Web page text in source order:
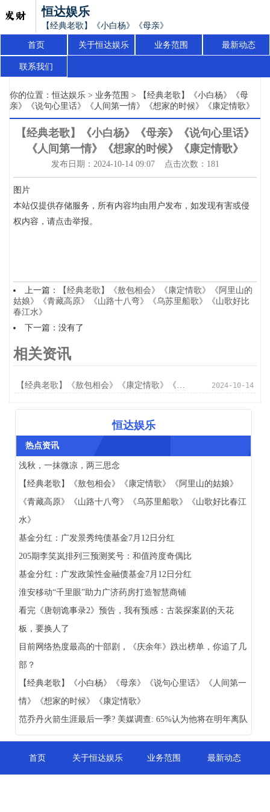
恒达娱乐
【经典老歌】《小白杨》《母亲》《说句心里话》《人间第
首页 关于恒达娱乐 业务范围 最新动态
联系我们
你的位置：恒达娱乐 > 业务范围 > 【经典老歌】《小白杨》《母
亲》《说句心里话》《人间第一情》《想家的时候》《康定情歌》
【经典老歌】《小白杨》《母亲》《说句心里话》
《人间第一情》《想家的时候》《康定情歌》
发布日期：2024-10-14 09:07 点击次数：181
图片
本站仅提供存储服务，所有内容均由用户发布，如发现有害或侵
权内容，请点击举报。
上一篇：
【经典老歌】《敖包相会》《康定情歌》《阿里山的
姑娘》《青藏高原》《山路十八弯》《乌苏里船歌》《山歌好比
春江水》
下一篇：没有了
相关资讯
【经典老歌】《敖包相会》《康定情歌》《阿里山的姑娘》《青藏高原》《山路十八弯》《乌苏里船歌》《山歌好比春江水》 2024-10-14
恒达娱乐
热点资讯
浅秋，一抹微凉，两三思念
【经典老歌】《敖包相会》《康定情歌》《阿里山的姑娘》
《青藏高原》《山路十八弯》《乌苏里船歌》《山歌好比春江
水》
基金分红：广发景秀纯债基金7月12日分红
205期李笑岚排列三预测奖号：和值跨度奇偶比
基金分红：广发政策性金融债基金7月12日分红
淮安移动“千里眼”助力广济药房打造智慧商铺
看完《唐朝诡事录2》预告，我有预感：古装探案剧的天花
板，要换人了
目前网络热度最高的十部剧，《庆余年》跌出榜单，你追了几
部？
【经典老歌】《小白杨》《母亲》《说句心里话》《人间第一
情》《想家的时候》《康定情歌》
范乔丹火箭生涯最后一季? 美媒调查: 65%认为他将在明年离队
首页 关于恒达娱乐 业务范围 最新动态